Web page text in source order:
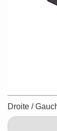
Droite /